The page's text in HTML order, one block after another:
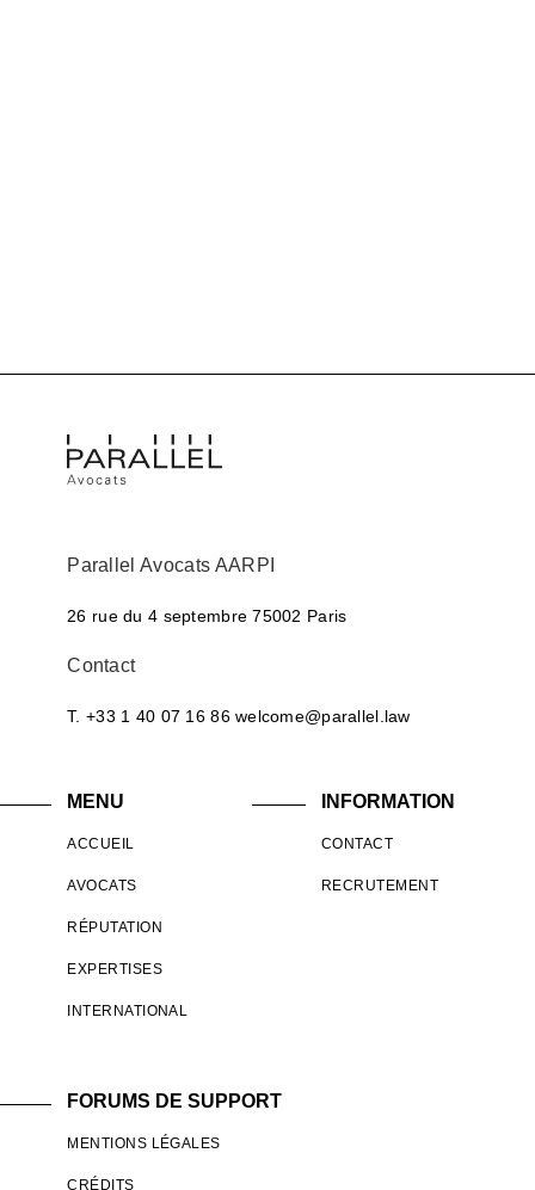
Parallel Avocats AARPI
26 rue du 4 septembre 75002 Paris
Contact
T. +33 1 40 07 16 86 welcome@parallel.law
MENU
ACCUEIL
AVOCATS
RÉPUTATION
EXPERTISES
INTERNATIONAL
INFORMATION
CONTACT
RECRUTEMENT
FORUMS DE SUPPORT
MENTIONS LÉGALES
CRÉDITS